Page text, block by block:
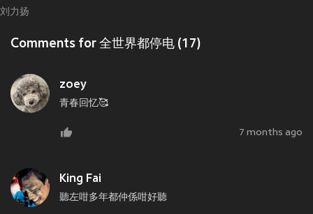
刘力扬
Comments for 全世界都停电 (17)
zoey
青春回忆🥰
7 months ago
King Fai
聽左咁多年都仲係咁好聽